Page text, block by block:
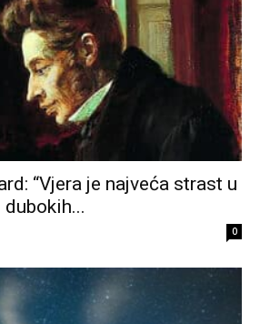
“Vjera je najveća strast u
0